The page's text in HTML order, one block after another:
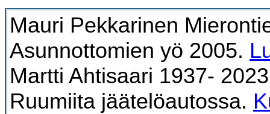
Mauri Pekkarinen
Asunnottomien yö 2005.
Martti Ahtisaari 1937-
Ruumiita jäätelöautossa.